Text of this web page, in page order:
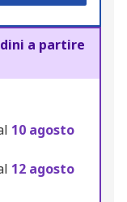
a partire
10 agosto
12 agosto